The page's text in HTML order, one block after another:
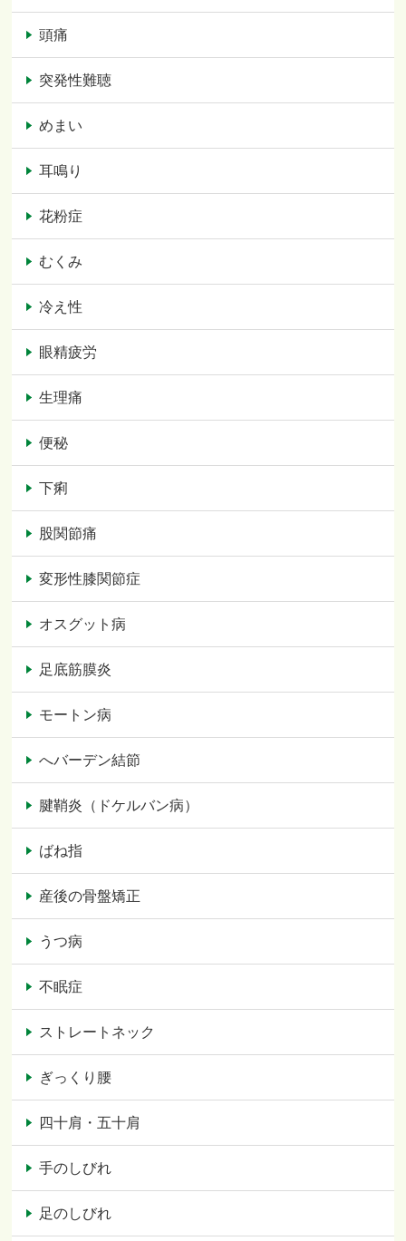
頭痛
突発性難聴
めまい
耳鳴り
花粉症
むくみ
冷え性
眼精疲労
生理痛
便秘
下痢
股関節痛
変形性膝関節症
オスグット病
足底筋膜炎
モートン病
へバーデン結節
腱鞘炎（ドケルバン病）
ばね指
産後の骨盤矯正
うつ病
不眠症
ストレートネック
ぎっくり腰
四十肩・五十肩
手のしびれ
足のしびれ